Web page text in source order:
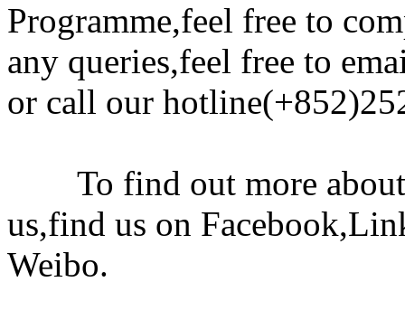
Programme,feel free to
any queries,feel free to
or call our
To find out more about
us,find us on
Weibo.